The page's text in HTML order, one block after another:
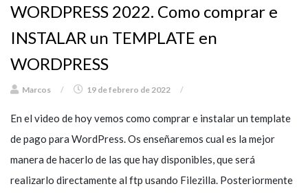
WORDPRESS 2022. Como comprar e
INSTALAR un TEMPLATE en
WORDPRESS
Marcos / 19 de febrero de 2022 /
En el video de hoy vemos como comprar e instalar un template
de pago para WordPress. Os enseñaremos cual es la mejor
manera de hacerlo de las que hay disponibles, que será
realizarlo directamente al ftp usando Filezilla. Posteriormente